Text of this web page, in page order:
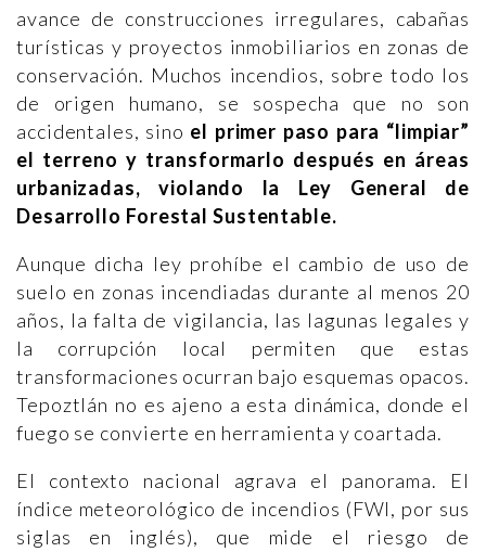
avance de construcciones irregulares, cabañas
turísticas y proyectos inmobiliarios en zonas de
conservación. Muchos incendios, sobre todo los
de origen humano, se sospecha que no son
accidentales, sino el primer paso para “limpiar”
el terreno y transformarlo después en áreas
urbanizadas, violando la Ley General de
Desarrollo Forestal Sustentable.
Aunque dicha ley prohíbe el cambio de uso de
suelo en zonas incendiadas durante al menos 20
años, la falta de vigilancia, las lagunas legales y
la corrupción local permiten que estas
transformaciones ocurran bajo esquemas opacos.
Tepoztlán no es ajeno a esta dinámica, donde el
fuego se convierte en herramienta y coartada.
El contexto nacional agrava el panorama. El
índice meteorológico de incendios (FWI, por sus
siglas en inglés), que mide el riesgo de